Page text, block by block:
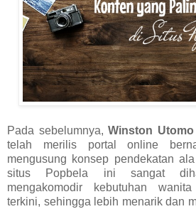
Pada sebelumnya,Winston Utomo
telah merilis portal online
mengusung konsep pendekatan ala
situs Popbela ini sangat
mengakomodir kebutuhan
terkini, sehingga lebih menarik dan